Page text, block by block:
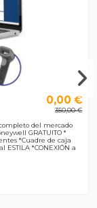
0,00 €
350,00 €
del mercado
GRATUITO *
*Cuadre de caja
ESTILA *CONEXIÓN a